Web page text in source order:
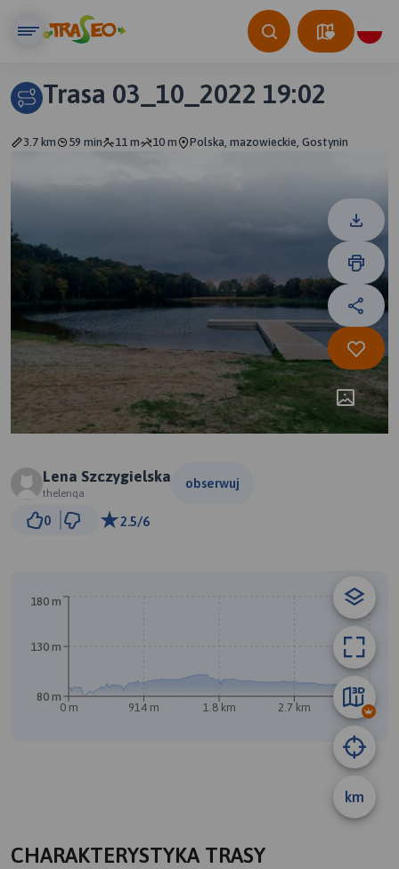
Trasa 03_10_2022 19:02
3.7 km 59 min 11 m 10 m Polska, mazowieckie, Gostynin
Lena Szczygielska
thelenqa
obserwuj
0 2.5/6
A
km
0 m 914 m 1.8 km 2.7 km 3.6 km
80 m
130 m
180 m
CHARAKTERYSTYKA TRASY